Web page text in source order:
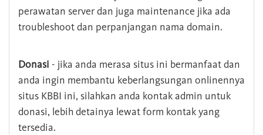
perawatan server dan juga maintenance jika ada
troubleshoot dan perpanjangan nama domain.
Donasi - jika anda merasa situs ini bermanfaat dan
anda ingin membantu keberlangsungan onlinennya
situs KBBI ini, silahkan anda kontak admin untuk
donasi, lebih detainya lewat form kontak yang
tersedia.